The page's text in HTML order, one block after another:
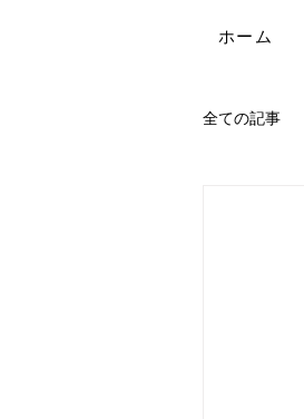
ホーム
全ての記事